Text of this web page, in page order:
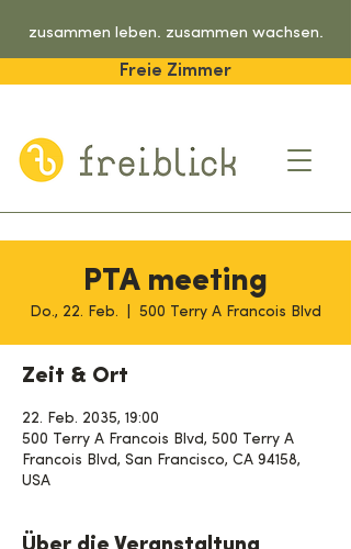
Freie Zimmer
zusammen leben. zusammen wachsen.
PTA meeting
Do., 22. Feb. 500 Terry A Francois Blvd
Zeit & Ort
22. Feb. 2035, 19:00
500 Terry A Francois Blvd, 500 Terry A
Francois Blvd, San Francisco, CA 94158,
USA